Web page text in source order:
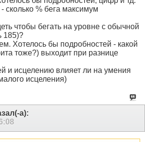
сколько % бега максимум
чтобы бегать на уровне с обычной
185)?
Хотелось бы подробностей - какой
тоже?) выходит при разнице
и исцелению влияет ли на умения
исцеления)
а):